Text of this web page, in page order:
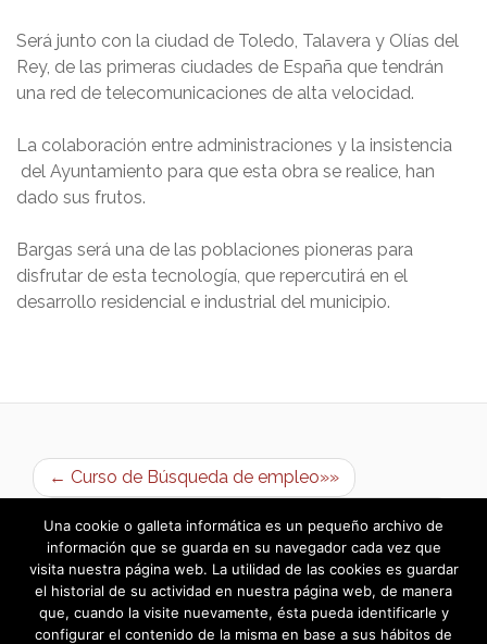
Será junto con la ciudad de Toledo, Talavera y Olías del
Rey, de las primeras ciudades de España que tendrán
una red de telecomunicaciones de alta velocidad.
La colaboración entre administraciones y la insistencia
del Ayuntamiento para que esta obra se realice, han
dado sus frutos.
Bargas será una de las poblaciones pioneras para
disfrutar de esta tecnología, que repercutirá en el
desarrollo residencial e industrial del municipio.
← Curso de Búsqueda de empleo»»
Teatro-Flamenco: El Quijote de Avellaneda»» →
Una cookie o galleta informática es un pequeño archivo de
información que se guarda en su navegador cada vez que
visita nuestra página web. La utilidad de las cookies es guardar
el historial de su actividad en nuestra página web, de manera
que, cuando la visite nuevamente, ésta pueda identificarle y
configurar el contenido de la misma en base a sus hábitos de